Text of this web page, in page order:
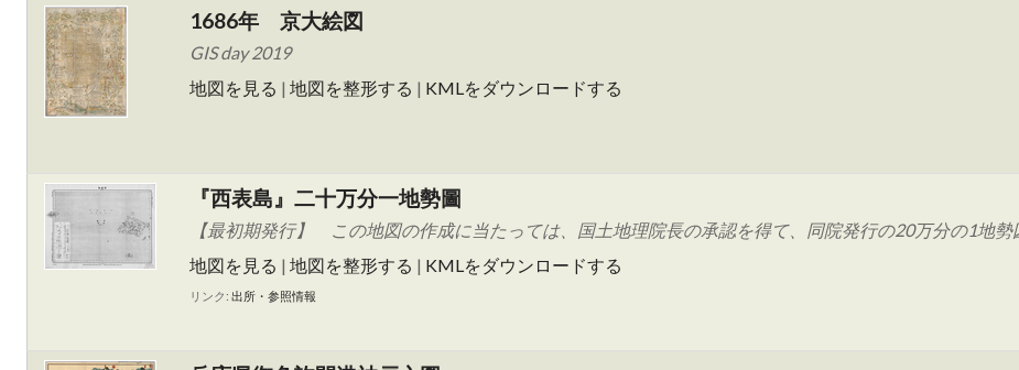
1686年 京大絵図
GIS day 2019
地図を見る | 地図を整形する | KMLをダウンロードする
『西表島』二十万分一地勢圖
【最初期発行】 この地図の作成に当たっては、国土地理院長の承認を得て、同院発行の20万分の1地
地図を見る | 地図を整形する | KMLをダウンロードする
リンク: 出所・参照情報